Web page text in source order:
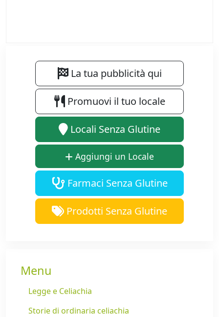
La tua pubblicità qui
Promuovi il tuo locale
Locali Senza Glutine
Aggiungi un Locale
Farmaci Senza Glutine
Prodotti Senza Glutine
Menu
Legge e Celiachia
Storie di ordinaria celiachia